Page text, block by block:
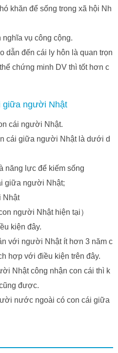
khăn để sống trong xã hội Nh
vụ công cộng.
dẫn đến cái ly hôn là quan trọn
chứng minh DV thì tốt hơn c
giữa người Nhật
cái người Nhật.
cái giữa người Nhật là dưới d
lực để kiếm sống
giữa người Nhật;
Nhật
người Nhật hiện tại）
kiện đây.
với người Nhật ít hơn 3 năm c
hợp với điều kiện trên đây.
Nhật công nhận con cái thì k
được.
nước ngoài có con cái giữa